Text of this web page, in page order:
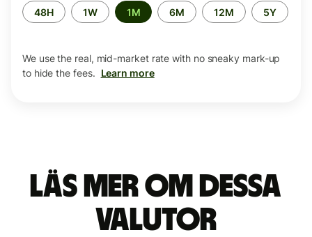
Time
period
48H 1W 1M 6M 12M 5Y
We use the real, mid-market rate with no sneaky mark-up
to hide the fees. Learn more
Läs mer om dessa
valutor